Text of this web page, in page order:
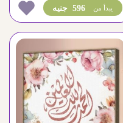
596 جنيه يبدأ من